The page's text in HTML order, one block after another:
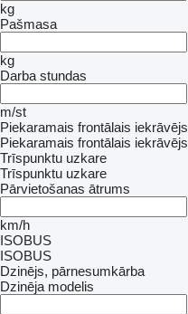
kg
Pašmasa
kg
Darba stundas
m/st
Piekaramais frontālais iekrāvējs
Piekaramais frontālais iekrāvējs
Trīspunktu uzkare
Trīspunktu uzkare
Pārvietošanas ātrums
km/h
ISOBUS
ISOBUS
Dzinējs, pārnesumkārba
Dzinēja modelis